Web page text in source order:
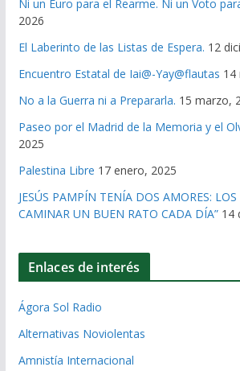
Ni un Euro para el Rearme. Ni un Voto
2026
El Laberinto de las Listas de Espera. 12
Encuentro Estatal de Iai@-Yay@flautas 14
No a la Guerra ni a Prepararla. 15 marzo,
Paseo por el Madrid de la Memoria y el
2025
Palestina Libre 17 enero, 2025
JESÚS PAMPÍN TENÍA DOS AMORES:
CAMINAR UN BUEN RATO CADA DÍA” 14
Enlaces de interés
Ágora Sol Radio
Alternativas Noviolentas
Amnistía Internacional